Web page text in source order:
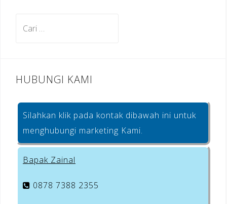
HUBUNGI KAMI
Silahkan klik pada kontak dibawah ini untuk
menghubungi marketing Kami.
Bapak Zainal
0878 7388 2355